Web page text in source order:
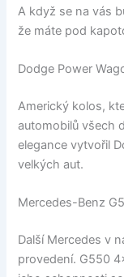
A když se na vás
že máte pod
Dodge Power
Americký kolos,
automobilů všech
elegance vytvořil
velkých aut.
Mercedes-Benz
Další Mercedes v
provedení. G550